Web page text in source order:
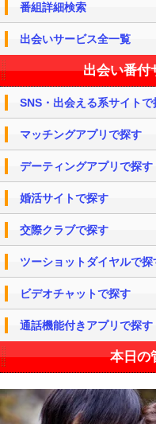
番組詳細検索
出会いサービス全一覧
出会い番付
SNS・出会える系サイトで
マッチングアプリで探す
デーティングアプリで探す
婚活サイトで探す
交際クラブで探す
ツーショットダイヤルで探
ビデオチャットで探す
通話機能付きアプリで探す
本日の